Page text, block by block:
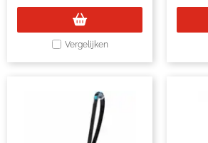
Vergelijken